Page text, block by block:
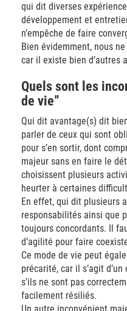
qui dit diverses
développement et
n’empêche de faire
Bien évidemment, nous
car il existe bien d’autres
Quels sont les
de vie”
Qui dit avantage(s) dit
parler de ceux qui sont
pour s’en sortir, dont
majeur sans en faire le
choisissent plusieurs
heurter à certaines
En effet, qui dit plusieurs
responsabilités ainsi que
toujours concordants. Il
d’agilité pour faire
Ce mode de vie peut
précarité, car il s’agit
s’ils ne sont pas
facilement résiliés.